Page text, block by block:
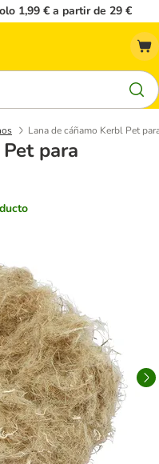
1,99 € a partir de 29 €
Lana de cáñamo Kerbl Pet
para